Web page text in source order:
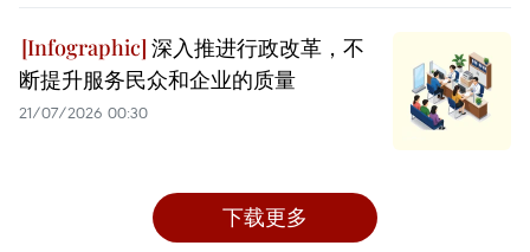
深入推进行政改革，不
断提升服务民众和企业的质量
21/07/2026 00:30
下载更多